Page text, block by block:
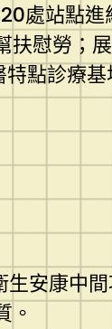
處站點進
扶慰勞；
點診療
安康中
。